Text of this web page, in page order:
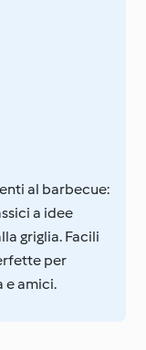
al barbecue:
a idee
griglia. Facili
per
e amici.